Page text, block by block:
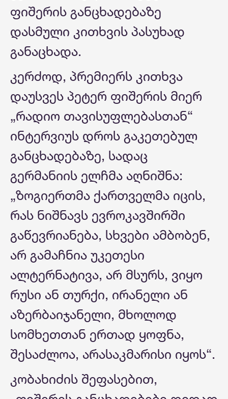
ფიშერის განცხადებაზე
დასმული კითხვის პასუხად
განაცხადა.
კერძოდ, პრემიერს კითხვა
დაუსვეს პეტერ ფიშერის მიერ
„რადიო თავისუფლებასთან“
ინტერვიუს დროს გაკეთებულ
განცხადებაზე, სადაც
გერმანიის ელჩმა აღნიშნა:
„ზოგიერთმა ქართველმა იცის,
რას ნიშნავს ევროკავშირში
გაწევრიანება, სხვები ამბობენ,
არ გამაჩნია უკეთესი
ალტერნატივა, არ მსურს, ვიყო
რუსი ან თურქი, ირანელი ან
აზერბაიჯანელი, მხოლოდ
სომხეთთან ერთად ყოფნა,
შესაძლოა, არასაკმარისი იყოს“.
კობახიძის შეფასებით,